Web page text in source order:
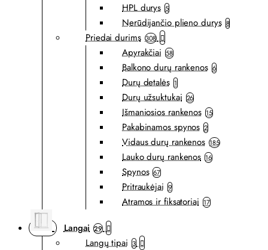
HPL durys 5
Nerūdijančio plieno durys 8
Priedai durims 308
Apyrakčiai 58
Balkono durų rankenos 6
Durų detalės 1
Durų užsuktukai 26
Išmaniosios rankenos 15
Pakabinamos spynos 2
Vidaus durų rankenos 185
Lauko durų rankenos 16
Spynos 67
Pritraukėjai 9
Atramos ir fiksatoriai 17
Langai 29
Langų tipai 3